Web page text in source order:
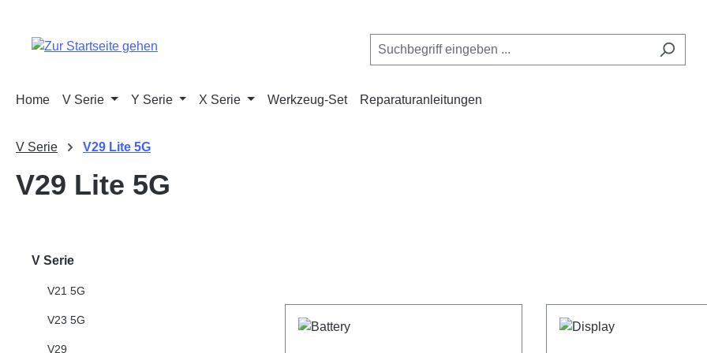
Home V Serie Y Serie X Serie Werkzeug-Set Reparaturanleitungen
V Serie V29 Lite 5G
V29 Lite 5G
V Serie
V21 5G
V23 5G
V29